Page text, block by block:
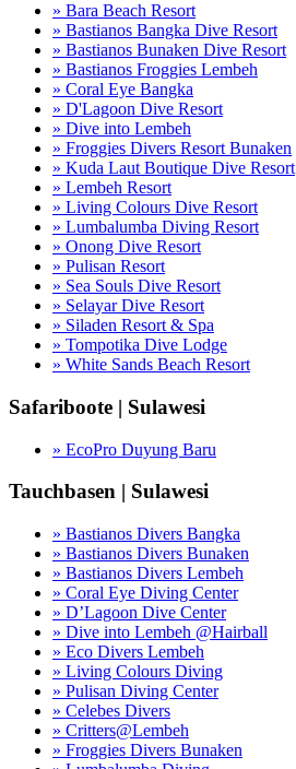
» Bara Beach Resort
» Bastianos Bangka Dive Resort
» Bastianos Bunaken Dive Resort
» Bastianos Froggies Lembeh
» Coral Eye Bangka
» D'Lagoon Dive Resort
» Dive into Lembeh
» Froggies Divers Resort Bunaken
» Kuda Laut Boutique Dive Resort
» Lembeh Resort
» Living Colours Dive Resort
» Lumbalumba Diving Resort
» Onong Dive Resort
» Pulisan Resort
» Sea Souls Dive Resort
» Selayar Dive Resort
» Siladen Resort & Spa
» Tompotika Dive Lodge
» White Sands Beach Resort
Safariboote | Sulawesi
» EcoPro Duyung Baru
Tauchbasen | Sulawesi
» Bastianos Divers Bangka
» Bastianos Divers Bunaken
» Bastianos Divers Lembeh
» Coral Eye Diving Center
» D’Lagoon Dive Center
» Dive into Lembeh @Hairball
» Eco Divers Lembeh
» Living Colours Diving
» Pulisan Diving Center
» Celebes Divers
» Critters@Lembeh
» Froggies Divers Bunaken